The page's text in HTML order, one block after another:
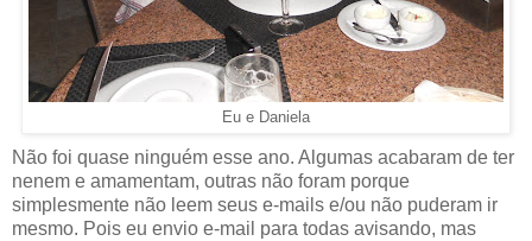
Eu e Daniela
Não foi quase ninguém esse ano. Algumas acabaram de ter
nenem e amamentam, outras não foram porque
simplesmente não leem seus e-mails e/ou não puderam ir
mesmo. Pois eu envio e-mail para todas avisando, mas